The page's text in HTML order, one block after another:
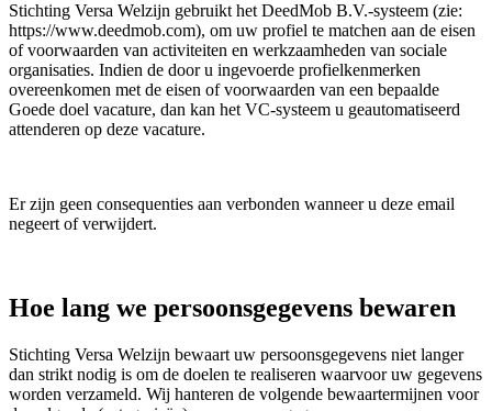
Stichting Versa Welzijn gebruikt het DeedMob B.V.-systeem (zie:
https://www.deedmob.com), om uw profiel te matchen aan de eisen
of voorwaarden van activiteiten en werkzaamheden van sociale
organisaties. Indien de door u ingevoerde profielkenmerken
overeenkomen met de eisen of voorwaarden van een bepaalde
Goede doel vacature, dan kan het VC-systeem u geautomatiseerd
attenderen op deze vacature.
Er zijn geen consequenties aan verbonden wanneer u deze email
negeert of verwijdert.
Hoe lang we persoonsgegevens bewaren
Stichting Versa Welzijn bewaart uw persoonsgegevens niet langer
dan strikt nodig is om de doelen te realiseren waarvoor uw gegevens
worden verzameld. Wij hanteren de volgende bewaartermijnen voor